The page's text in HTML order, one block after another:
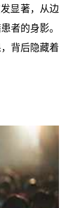
显著，从边
者的身影。
背后隐藏着